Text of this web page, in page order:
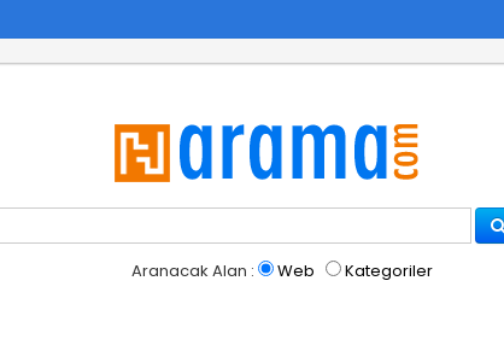
Aranacak Alan : Web Kategoriler